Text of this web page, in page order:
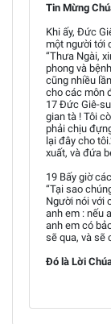
Tin Mừng
Khi ấy, Đức
một người tới
“Thưa Ngài,
phong và
cũng nhiều
cho các môn
17 Đức Giê-
gian tà ! Tôi
phải chịu
lại đây cho
xuất, và đứa
19 Bấy giờ
“Tại sao
Người nói với
anh em : nếu
anh em có
sẽ qua, và sẽ
Đó là Lời